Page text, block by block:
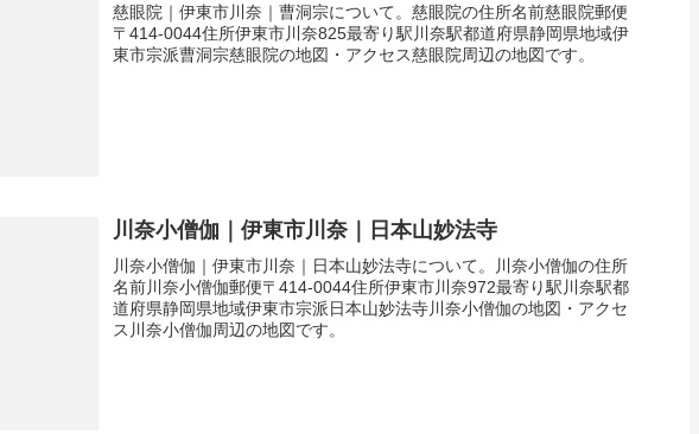
慈眼院｜伊東市川奈｜曹洞宗について。慈眼院の住所名前慈眼院郵便
〒414-0044住所伊東市川奈825最寄り駅川奈駅都道府県静岡県地域伊
東市宗派曹洞宗慈眼院の地図・アクセス慈眼院周辺の地図です。
川奈小僧伽｜伊東市川奈｜日本山妙法寺
川奈小僧伽｜伊東市川奈｜日本山妙法寺について。川奈小僧伽の住所
名前川奈小僧伽郵便〒414-0044住所伊東市川奈972最寄り駅川奈駅都
道府県静岡県地域伊東市宗派日本山妙法寺川奈小僧伽の地図・アクセ
ス川奈小僧伽周辺の地図です。